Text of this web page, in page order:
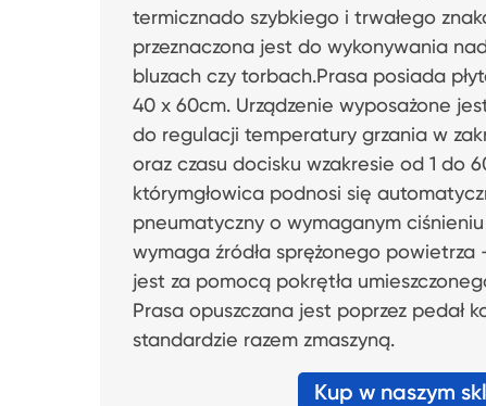
termicznado szybkiego i trwałego
przeznaczona jest do wykonywania
bluzach czy torbach.Prasa posiada
40 x 60cm. Urządzenie wyposażone
do regulacji temperatury grzania w
oraz czasu docisku wzakresie od 1 do
którymgłowica podnosi się
pneumatyczny o wymaganym
wymaga źródła sprężonego powietrza
jest za pomocą pokrętła
Prasa opuszczana jest poprzez pedał
standardzie razem zmaszyną.
Kup w naszym